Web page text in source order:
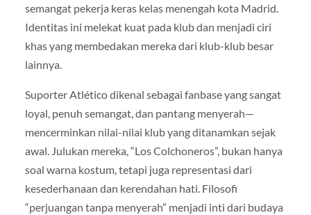
semangat pekerja keras kelas menengah kota Madrid.
Identitas ini melekat kuat pada klub dan menjadi ciri
khas yang membedakan mereka dari klub-klub besar
lainnya.
Suporter Atlético dikenal sebagai fanbase yang sangat
loyal, penuh semangat, dan pantang menyerah—
mencerminkan nilai-nilai klub yang ditanamkan sejak
awal. Julukan mereka, “Los Colchoneros”, bukan hanya
soal warna kostum, tetapi juga representasi dari
kesederhanaan dan kerendahan hati. Filosofi
“perjuangan tanpa menyerah” menjadi inti dari budaya